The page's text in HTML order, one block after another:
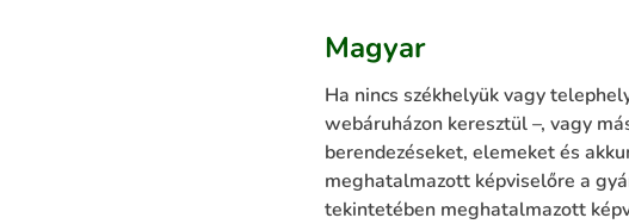
Magyar
Ha nincs székhelyük vagy
webáruházon keresztül –, vagy
berendezéseket, elemeket és
meghatalmazott képviselőre a
tekintetében meghatalmazott